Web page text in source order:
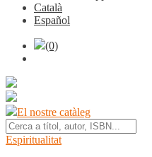
Català
Español
(0)
El nostre catàleg
Espiritualitat